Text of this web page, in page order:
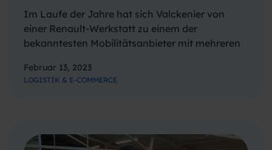
Im Laufe der Jahre hat sich Valckenier von
einer Renault-Werkstatt zu einem der
bekanntesten Mobilitätsanbieter mit mehreren
Bei Valckenier können Sie neue Autos kaufen,
Februar 13, 2023
LOGISTIK & E-COMMERCE